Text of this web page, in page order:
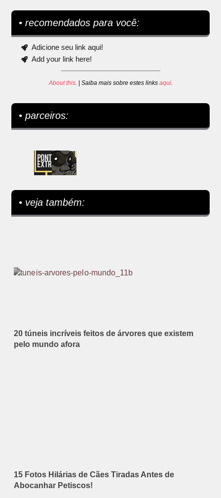
• recomendados para você:
Adicione seu link aqui!
Add your link here!
About this. | Saiba mais sobre estes links aqui.
• parceiros:
• veja também:
20 túneis incríveis feitos de árvores que existem
pelo mundo afora
15 Fotos Hilárias de Cães Tiradas Antes de
Abocanhar Petiscos!